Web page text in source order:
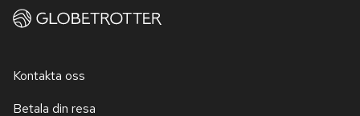
Kontakta oss
Betala din resa